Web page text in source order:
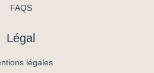
FAQS
Légal
légales